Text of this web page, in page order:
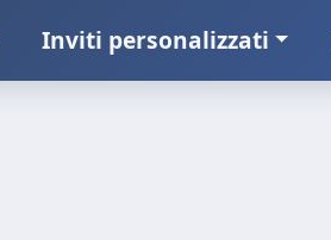
Inviti personalizzati